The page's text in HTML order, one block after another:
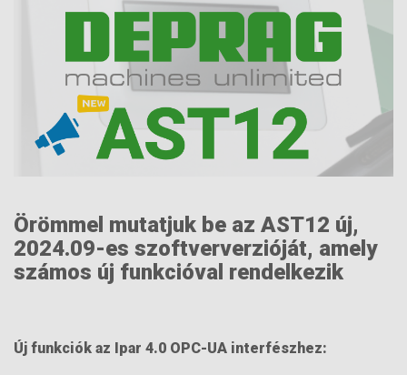
Örömmel mutatjuk be az AST12 új,
2024.09-es szoftververzióját, amely
számos új funkcióval rendelkezik
Új funkciók az Ipar 4.0 OPC-UA interfészhez: